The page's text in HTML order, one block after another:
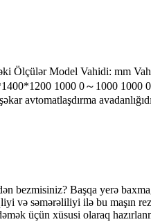
Ölçülər Model Vahidi: mm
1000 0～1000 1000
avtomatlaşdırma
bezmisiniz? Başqa yerə
və səmərəliliyi ilə bu maşın
üçün xüsusi olaraq